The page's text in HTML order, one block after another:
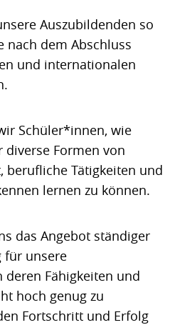
Auszubildenden so
nach dem Abschluss
und internationalen
Schüler*innen, wie
diverse Formen von
berufliche Tätigkeiten und
lernen zu können.
das Angebot ständiger
für unsere
Fähigkeiten und
hoch genug zu
Fortschritt und Erfolg